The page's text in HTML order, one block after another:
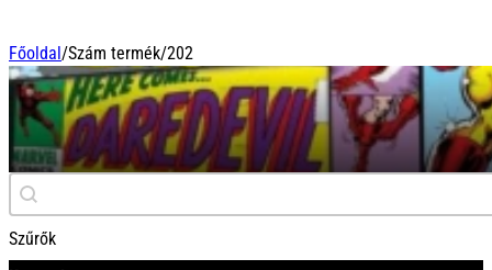
Főoldal /Szám termék/202
202
Keresés
Search content
Szűrők